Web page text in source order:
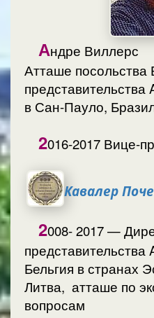
Андре Виллерс
Атташе посольства
представительства
в Сан-Пауло,
2016-2017 Вице-
Кавалер
2008- 2017 —
представительства
Бельгия в странах
Литва, атташе по экономическим
вопросам